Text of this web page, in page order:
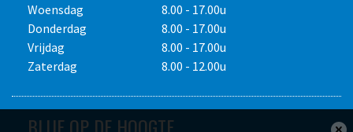
Woensdag
Donderdag
Vrijdag
Zaterdag
8.00 - 17.00u
8.00 - 17.00u
8.00 - 17.00u
8.00 - 12.00u